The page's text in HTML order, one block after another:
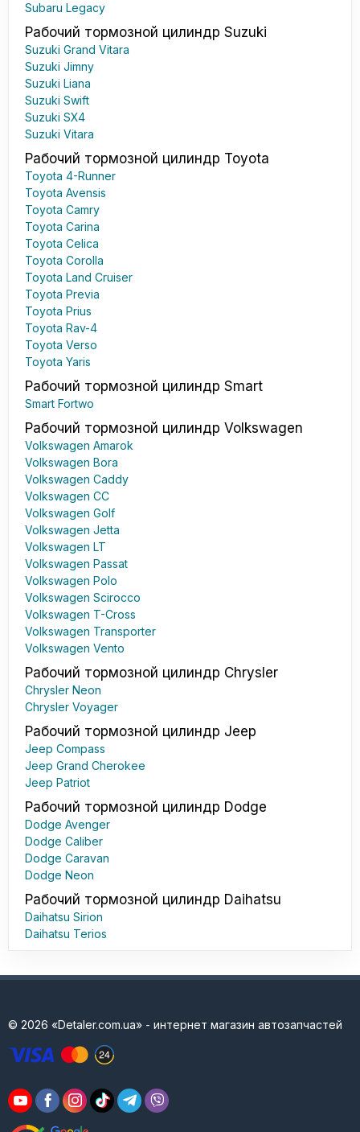
Subaru Legacy
Рабочий тормозной цилиндр Suzuki
Suzuki Grand Vitara
Suzuki Jimny
Suzuki Liana
Suzuki Swift
Suzuki SX4
Suzuki Vitara
Рабочий тормозной цилиндр Toyota
Toyota 4-Runner
Toyota Avensis
Toyota Camry
Toyota Carina
Toyota Celica
Toyota Corolla
Toyota Land Cruiser
Toyota Previa
Toyota Prius
Toyota Rav-4
Toyota Verso
Toyota Yaris
Рабочий тормозной цилиндр Smart
Smart Fortwo
Рабочий тормозной цилиндр Volkswagen
Volkswagen Amarok
Volkswagen Bora
Volkswagen Caddy
Volkswagen CC
Volkswagen Golf
Volkswagen Jetta
Volkswagen LT
Volkswagen Passat
Volkswagen Polo
Volkswagen Scirocco
Volkswagen T-Cross
Volkswagen Transporter
Volkswagen Vento
Рабочий тормозной цилиндр Chrysler
Chrysler Neon
Chrysler Voyager
Рабочий тормозной цилиндр Jeep
Jeep Compass
Jeep Grand Cherokee
Jeep Patriot
Рабочий тормозной цилиндр Dodge
Dodge Avenger
Dodge Caliber
Dodge Caravan
Dodge Neon
Рабочий тормозной цилиндр Daihatsu
Daihatsu Sirion
Daihatsu Terios
© 2026 «Detaler.com.ua» - интернет магазин автозапчастей